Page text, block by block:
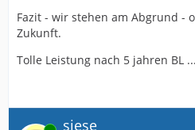
Fazit - wir stehen am Abgrund -
Zukunft.
Tolle Leistung nach 5 jahren BL
siese